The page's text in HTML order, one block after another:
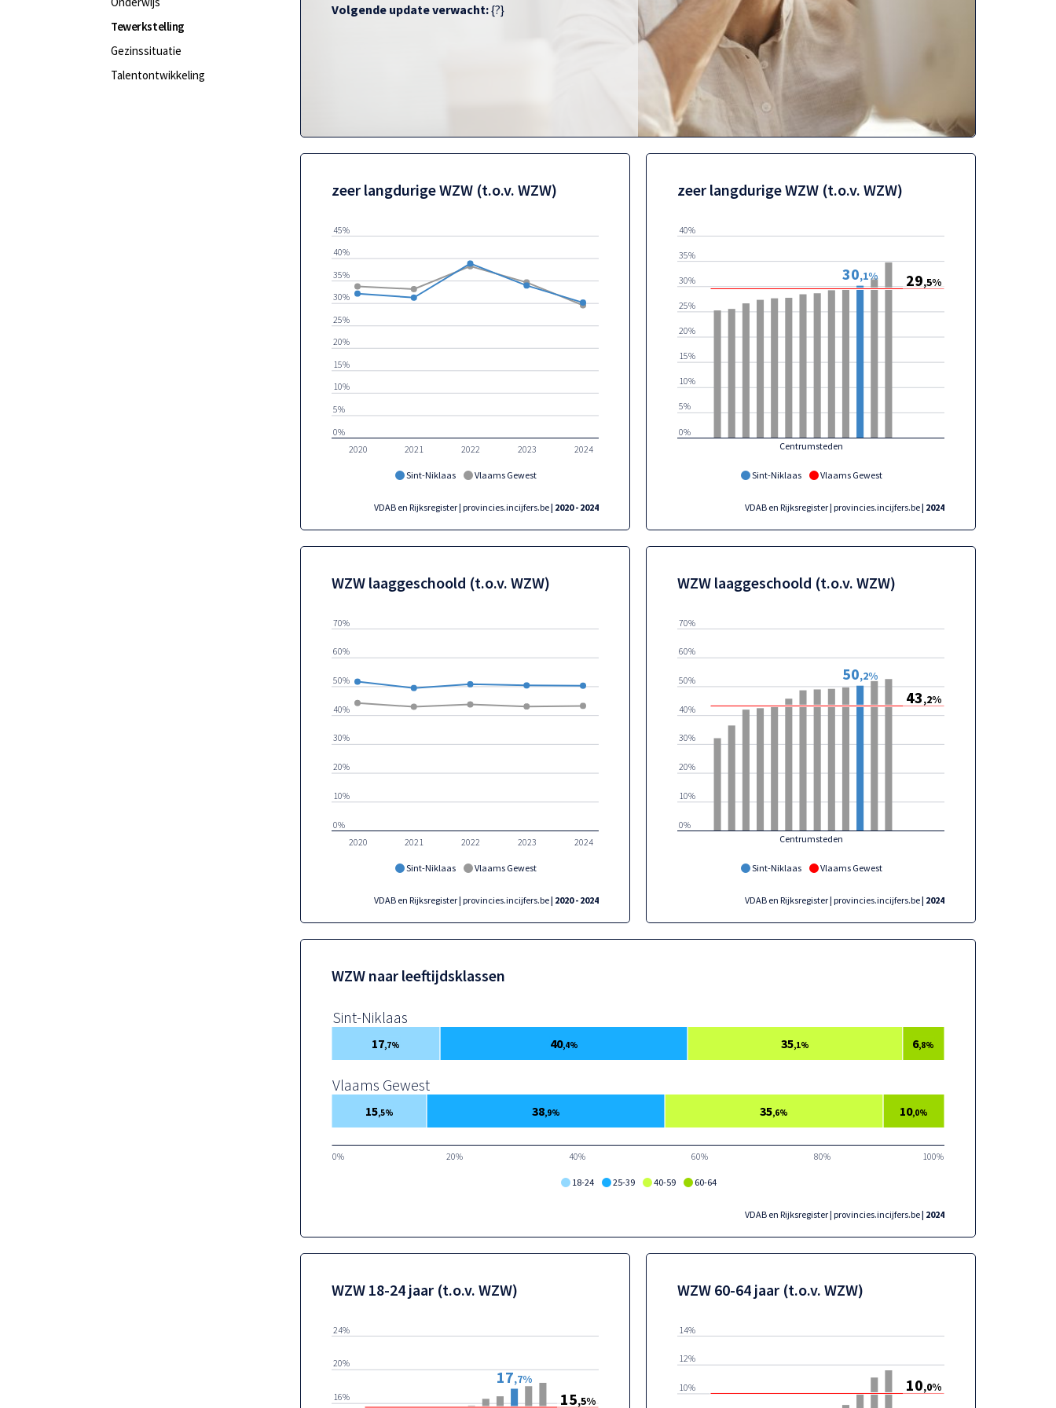
Tewerkstelling
Gezinssituatie
Talentontwikkeling
Volgende update verwacht:{?}
zeer langdurige WZW (t.o.v. WZW)
Sint-Niklaas Vlaams Gewest
2020 2021 2022 2023 2024
0%
5%
10%
15%
20%
25%
30%
35%
40%
45%
VDAB en Rijksregister | provincies.incijfers.be| 2020 - 2024
zeer langdurige WZW (t.o.v. WZW)
Sint-Niklaas Vlaams Gewest
Centrumsteden
0%
5%
10%
15%
20%
25%
30%
35%
40%
30,1% 29,5%
VDAB en Rijksregister | provincies.incijfers.be| 2024
WZW laaggeschoold (t.o.v. WZW)
Sint-Niklaas Vlaams Gewest
2020 2021 2022 2023 2024
0%
10%
20%
30%
40%
50%
60%
70%
VDAB en Rijksregister | provincies.incijfers.be| 2020 - 2024
WZW laaggeschoold (t.o.v. WZW)
Sint-Niklaas Vlaams Gewest
Centrumsteden
0%
10%
20%
30%
40%
50%
60%
70%
50,2%
43,2%
VDAB en Rijksregister | provincies.incijfers.be| 2024
WZW naar leeftijdsklassen
18-24 25-39 40-59 60-64
0% 20% 40% 60% 80% 100%
Vlaams Gewest
Sint-Niklaas
15,5%
17,7%
38,9%
40,4%
35,6%
35,1%
10,0%
6,8%
VDAB en Rijksregister | provincies.incijfers.be| 2024
WZW 18-24 jaar (t.o.v. WZW)
16%
20%
24%
17,7%
15,5%
WZW 60-64 jaar (t.o.v. WZW)
10%
12%
14%
10,0%